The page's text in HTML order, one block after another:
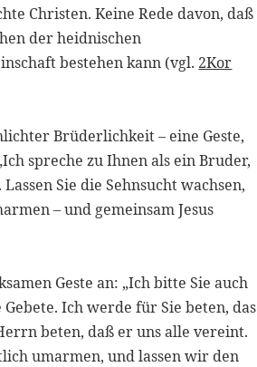
Christen. Keine Rede davon, daß
der heidnischen
bestehen kann (vgl. 2Kor
Brüderlichkeit – eine Geste,
spreche zu Ihnen als ein Bruder,
Sie die Sehnsucht wachsen,
– und gemeinsam Jesus
Geste an: „Ich bitte Sie auch
Ich werde für Sie beten, das
beten, daß er uns alle vereint.
umarmen, und lassen wir den